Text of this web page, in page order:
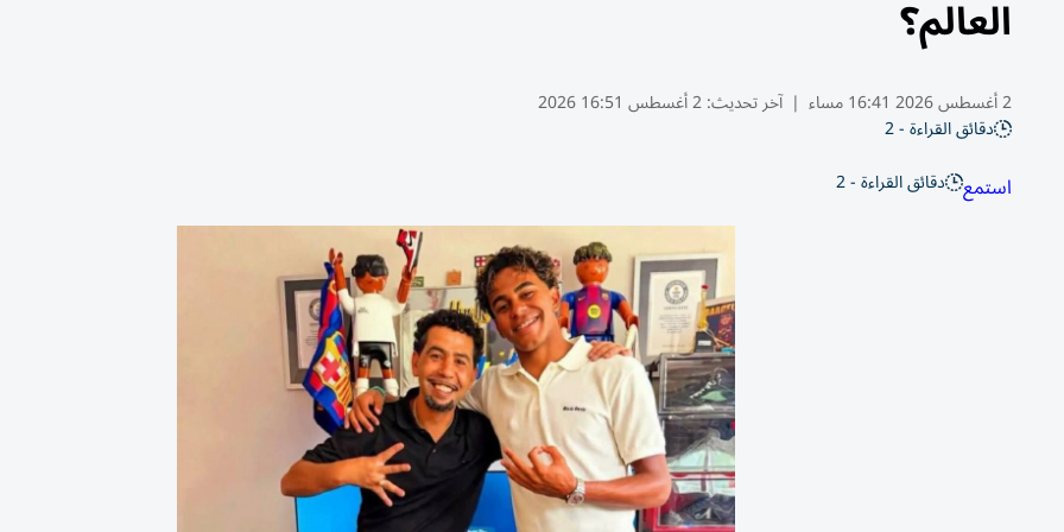
العالم؟
2 أغسطس 2026 16:41 مساء | آخر تحديث:2 أغسطس 16:51 2026
دقائق القراءة - 2
استمع دقائق القراءة - 2